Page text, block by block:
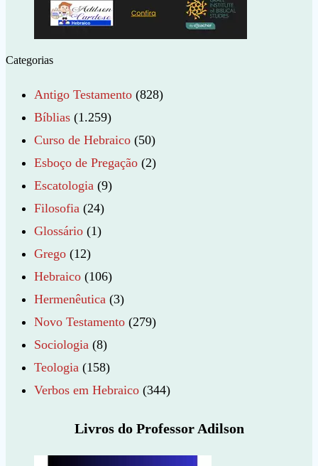
Categorias
Antigo Testamento (828)
Bíblias (1.259)
Curso de Hebraico (50)
Esboço de Pregação (2)
Escatologia (9)
Filosofia (24)
Glossário (1)
Grego (12)
Hebraico (106)
Hermenêutica (3)
Novo Testamento (279)
Sociologia (8)
Teologia (158)
Verbos em Hebraico (344)
Livros do Professor Adilson